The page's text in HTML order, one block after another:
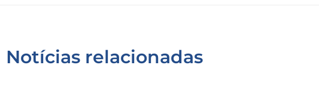
Notícias relacionadas